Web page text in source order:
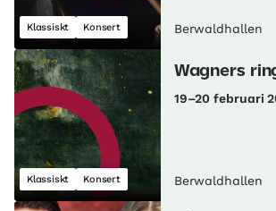
Klassiskt Konsert Berwaldhallen
Klassiskt Konsert
Wagners
19–20 februari
Berwaldhallen